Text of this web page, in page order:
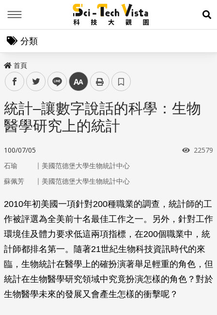
展
分類
首頁
facebooktwitter line 中
統計–讓數字說話的科學：生物
醫學研究上的統計
100/07/05 瀏覽次
22579
石瑜 ｜ 美國范德堡大學生物統計中心
蘇佩芳
｜ 美國范德堡大學生物統計中心
2010年初美國一項針對200種職業的調查，統計師的工
作被評選為全美前十名最佳工作之一。另外，針對工作
環境佳及體力要求低這兩項指標，在200個職業中，統
計師都排名第一。隨著21世紀生物科技資訊時代的來
臨，生物統計在醫學上的確扮演著舉足輕重的角色，但
統計在生物醫學研究領域中究竟扮演怎樣的角色？對於
生物醫學未來的發展又會產生怎樣的衝擊呢？